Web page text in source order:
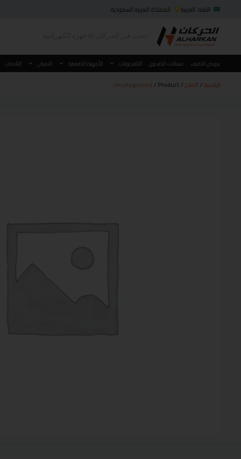
اللغة: العربية المملكة العربية السعودية
عروض الصيف غسالات الصحون التلفزيونات الأجهزة الصغيرة الافران الثلاجات
الرئيسية/ المتجر /
Uncategorized / Product